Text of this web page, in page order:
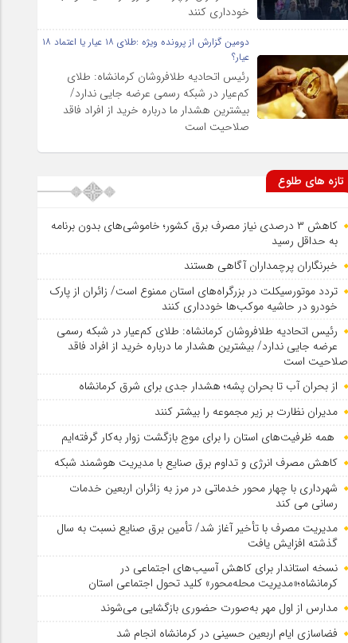
خودداری کنند
دومین گزارش از پرونده ویژه :طلای ۱۸ عیار یا اعتماد ۱۸
عیار؟
رئیس اتحادیه طلافروشان کرمانشاه: طلای
کم‌عیار در شبکه رسمی عرضه جایی ندارد/
بیشترین هشدار ما درباره خرید از افراد فاقد
صلاحیت است
تازه های طلوع
کاهش ۳ درصدی نیاز مصرف برق کشور؛ خاموشی‌های بدون برنامه
به حداقل رسید
خبرنگاران پرچمداران آگاهی هستند
تردد موتورسیکلت در بزرگراه‌های استان ممنوع است/ زائران از پارک
خودرو در حاشیه موکب‌ها خودداری کنند
رئیس اتحادیه طلافروشان کرمانشاه: طلای کم‌عیار در شبکه رسمی
عرضه جایی ندارد/ بیشترین هشدار ما درباره خرید از افراد فاقد
صلاحیت است
از بحران آب تا بحران پشه؛ هشدار جدی برای شرق کرمانشاه
مدیران نظارت بر زیر مجموعه را بیشتر کنند
همه ظرفیت‌های استان را برای موج بازگشت زوار به‌کار گرفته‌ایم
کاهش مصرف انرژی و تداوم برق صنایع با مدیریت هوشمند شبکه
شهرداری با چهار محور خدماتی در مرز به زائران اربعین خدمات
رسانی می کند
مدیریت مصرف با تأخیر آغاز شد/ تأمین برق صنایع نسبت به سال
گذشته افزایش یافت
نسخه استاندار برای کاهش آسیب‌های اجتماعی در
کرمانشاه؛«مدیریت محله‌محور» کلید تحول اجتماعی استان
مدارس از اول مهر به‌صورت حضوری بازگشایی می‌شوند
فضاسازی ایام اربعین حسینی در کرمانشاه انجام شد